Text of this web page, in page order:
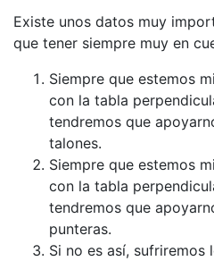
Existe unos datos muy
que tener siempre muy en
Siempre que estemos
con la tabla
tendremos que
talones.
Siempre que estemos
con la tabla
tendremos que
punteras.
Si no es así, sufriremos